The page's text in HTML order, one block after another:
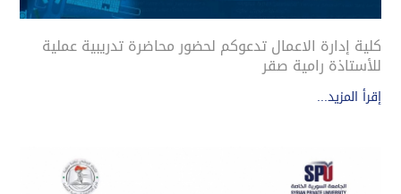
كلية إدارة الاعمال تدعوكم لحضور محاضرة تدريبية عملية
للأستاذة رامية صقر
إقرأ المزيد...